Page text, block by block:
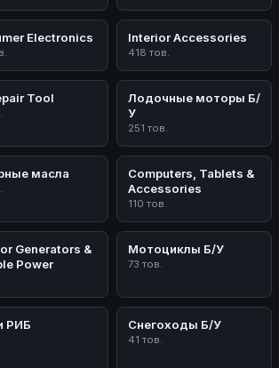
Electronics Interior Accessories
418 тов.
Tool
Лодочные моторы Б/
У
251 тов.
масла
Computers, Tablets &
Accessories
110 тов.
Generators &
Power
Мотоциклы Б/У
73 тов.
РИБ Снегоходы Б/У
41 тов.